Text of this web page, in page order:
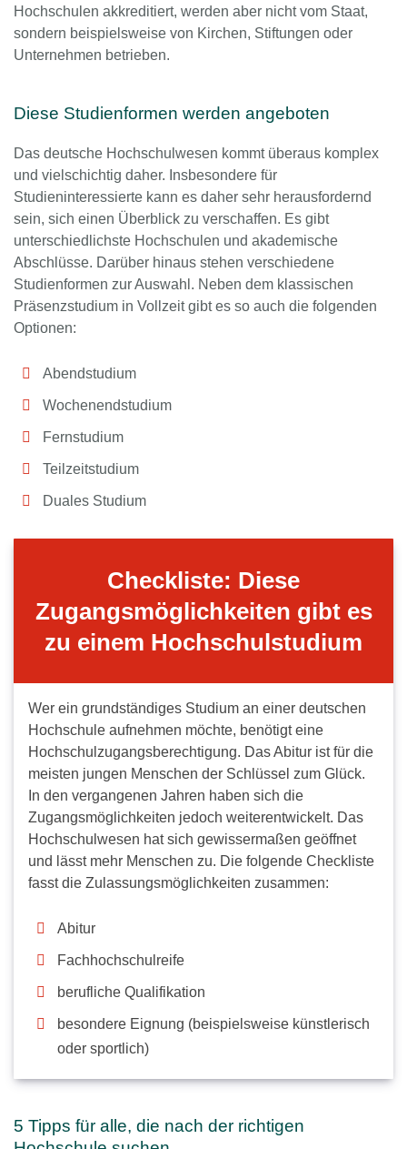
Hochschulen akkreditiert, werden aber nicht vom Staat,
sondern beispielsweise von Kirchen, Stiftungen oder
Unternehmen betrieben.
Diese Studienformen werden angeboten
Das deutsche Hochschulwesen kommt überaus komplex
und vielschichtig daher. Insbesondere für
Studieninteressierte kann es daher sehr herausfordernd
sein, sich einen Überblick zu verschaffen. Es gibt
unterschiedlichste Hochschulen und akademische
Abschlüsse. Darüber hinaus stehen verschiedene
Studienformen zur Auswahl. Neben dem klassischen
Präsenzstudium in Vollzeit gibt es so auch die folgenden
Optionen:
Abendstudium
Wochenendstudium
Fernstudium
Teilzeitstudium
Duales Studium
Checkliste: Diese
Zugangsmöglichkeiten gibt es
zu einem Hochschulstudium
Wer ein grundständiges Studium an einer deutschen
Hochschule aufnehmen möchte, benötigt eine
Hochschulzugangsberechtigung. Das Abitur ist für die
meisten jungen Menschen der Schlüssel zum Glück.
In den vergangenen Jahren haben sich die
Zugangsmöglichkeiten jedoch weiterentwickelt. Das
Hochschulwesen hat sich gewissermaßen geöffnet
und lässt mehr Menschen zu. Die folgende Checkliste
fasst die Zulassungsmöglichkeiten zusammen:
Abitur
Fachhochschulreife
berufliche Qualifikation
besondere Eignung (beispielsweise künstlerisch
oder sportlich)
5 Tipps für alle, die nach der richtigen